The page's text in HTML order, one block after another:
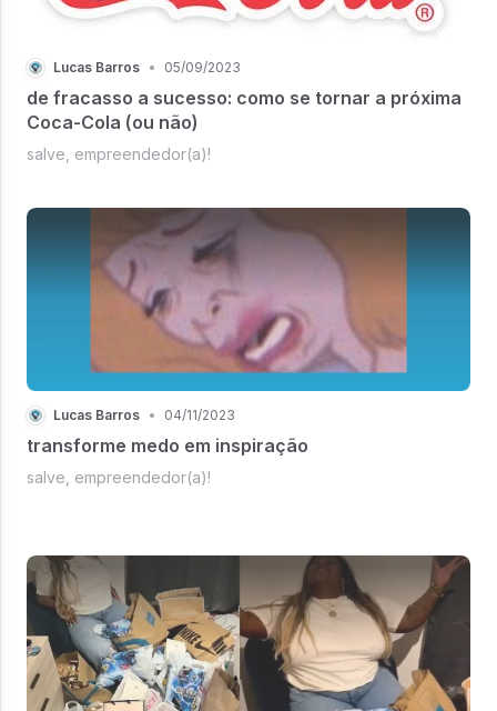
Lucas Barros • 05/09/2023
de fracasso a sucesso: como se tornar a próxima
Coca-Cola (ou não)
salve, empreendedor(a)!
Lucas Barros • 04/11/2023
transforme medo em inspiração
salve, empreendedor(a)!